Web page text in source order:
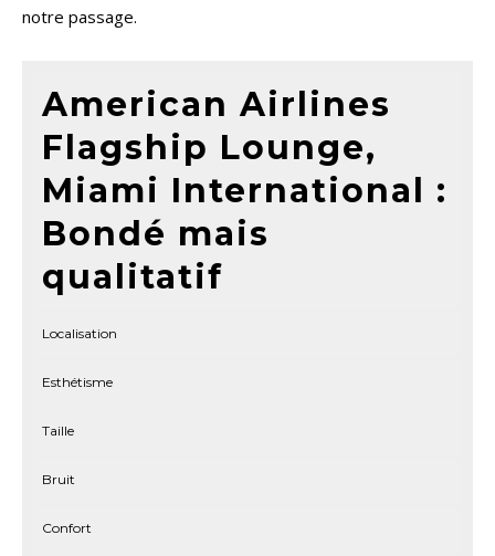
notre passage.
American Airlines
Flagship Lounge,
Miami International :
Bondé mais
qualitatif
Localisation
Esthétisme
Taille
Bruit
Confort